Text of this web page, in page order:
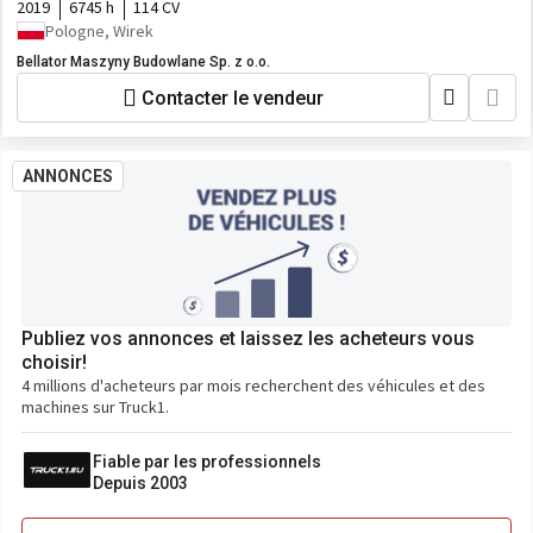
2019 6745 h
114 CV
Pologne, Wirek
Bellator Maszyny Budowlane Sp. z o.o.
Contacter le vendeur
ANNONCES
Publiez vos annonces et laissez les acheteurs vous
choisir!
4 millions d'acheteurs par mois recherchent des véhicules et des
machines sur Truck1.
Fiable par les professionnels
Depuis 2003